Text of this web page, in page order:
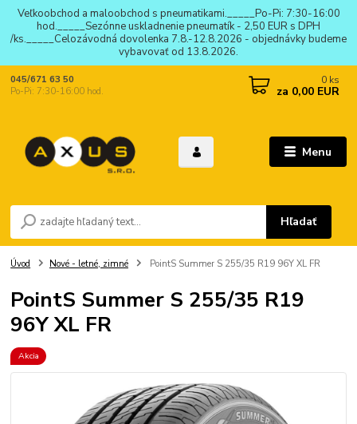
Veľkoobchod a maloobchod s pneumatikami._____Po-Pi: 7:30-16:00
hod._____Sezónne uskladnenie pneumatík - 2,50 EUR s DPH
/ks._____Celozávodná dovolenka 7.8.-12.8.2026 - objednávky budeme
vybavovať od 13.8.2026.
Menu
Hľadať
045/671 63 50
Po-Pi: 7:30-16:00 hod.
0 ks
za 0,00 EUR
Úvod Nové - letné, zimné PointS Summer S 255/35 R19 96Y XL FR
PointS Summer S 255/35 R19
96Y XL FR
Akcia